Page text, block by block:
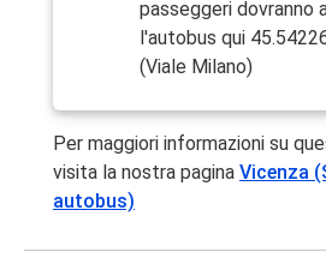
passeggeri dovranno
l'autobus qui
(Viale Milano)
Per maggiori informazioni su
visita la nostra pagina Vicenza
autobus)